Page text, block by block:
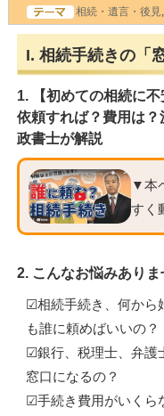
相続・遺言・後見,
I. 相続手続きの「
1. 【初めての相続に
依頼すれば？費用は
政書士が解説
▼本
すく
2. こんなお悩みありま
☑相続手続き、何から
も誰に頼めばいいの？
☑銀行、税理士、弁護
窓口になるの？
☑手続き費用がいくら